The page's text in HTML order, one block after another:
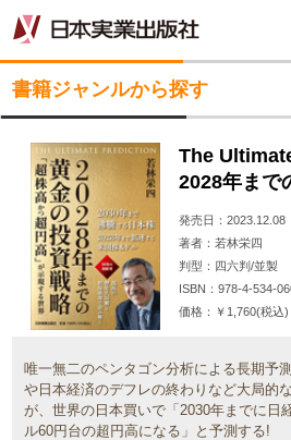
書籍ジャンルから探す
The
2028年まで
発売日
2023.12.08
著者
若林栄四
判型
四六判/並製
ISBN
978-4-534-
価格
￥1,760(税込)
唯一無二のペンタゴン分析による長期予
や日本経済のデフレの終わりなど大局的
が、世界の日本買いで「2030年までに日
ル60円台の超円高になる」と予測する!